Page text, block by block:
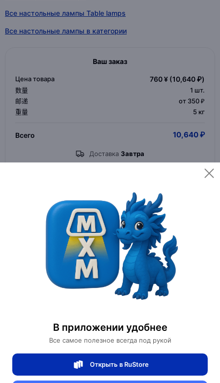
В приложении удобнее
Все самое полезное всегда под рукой
Открыть в RuStore
Все настольные лампы Table lamps
Все настольные лампы в категории
Ваш заказ
Цена товара 760 ¥ (10,640 ₽)
数量 1 шт.
邮递
от 350 ₽
重量
5 кг
Всего 10,640 ₽
Доставка Завтра
Купить сейчас
Безопасная оплата онлайн
Table lamps
Дизайнерские настольные лампы
Проверенныйпродавец